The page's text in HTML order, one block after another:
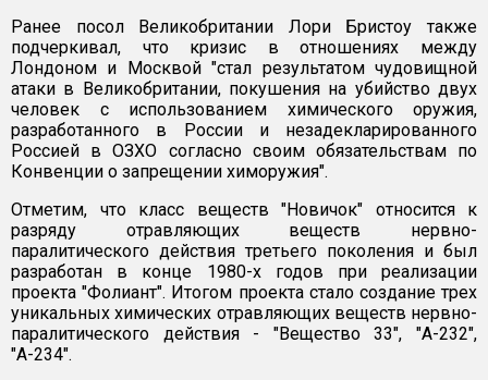
Ранее посол Великобритании Лори Бристоу также
подчеркивал, что кризис в отношениях между
Лондоном и Москвой "стал результатом чудовищной
атаки в Великобритании, покушения на убийство двух
человек с использованием химического оружия,
разработанного в России и незадекларированного
Россией в ОЗХО согласно своим обязательствам по
Конвенции о запрещении химоружия".
Отметим, что класс веществ "Новичок" относится к
разряду отравляющих веществ нервно-
паралитического действия третьего поколения и был
разработан в конце 1980-х годов при реализации
проекта "Фолиант". Итогом проекта стало создание трех
уникальных химических отравляющих веществ нервно-
паралитического действия - "Вещество 33", "A-232",
"А-234".